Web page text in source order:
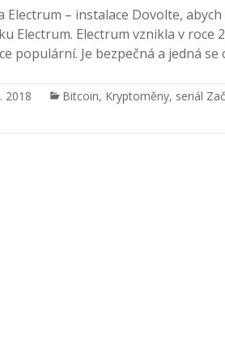
Electrum – instalace Dovolte,
Electrum. Electrum vznikla v
populární. Je bezpečná a jedná
2018 Bitcoin, Kryptoměny, seriál